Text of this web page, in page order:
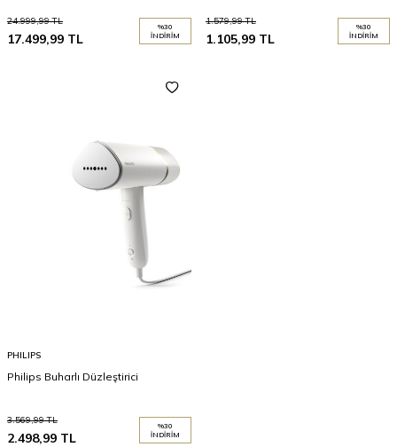
24.999,99TL
17.499,99 TL
%30
İNDIRIM
1.579,99TL
1.105,99 TL
%30
İNDIRIM
PHILIPS
Philips Buharlı Düzleştirici
3.569,99TL
2.498,99 TL
%30
İNDIRIM